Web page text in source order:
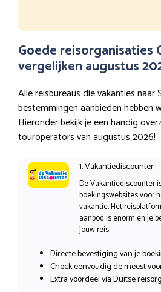
Goede reisorganisaties
vergelijken augustus
Alle reisbureaus die vakanties naar
bestemmingen aanbieden hebben
Hieronder bekijk je een handig
touroperators van augustus 2026!
1. Vakantiediscounter
De Vakantiediscounter
boekingswebsites voor
vakantie. Het
aanbod is enorm en je
jouw reis.
Directe bevestiging van je
Check eenvoudig de meest
Extra voordeel via Duitse